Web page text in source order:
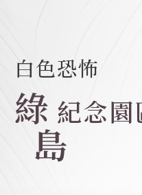
白色恐怖
綠
島
紀念園